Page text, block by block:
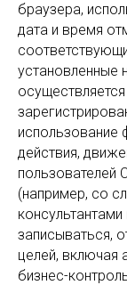
браузера,
дата и время
установленные
использование
действия,
пользователей
(например, со
записываться,
целей, включая
бизнес-